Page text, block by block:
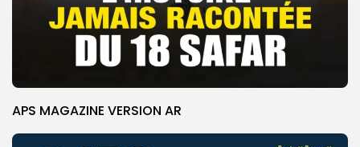
APS MAGAZINE VERSION AR